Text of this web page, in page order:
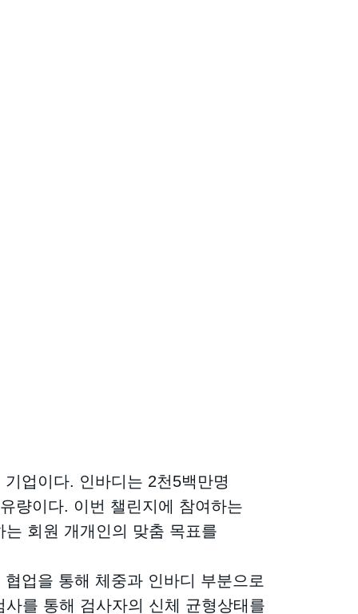
업이다. 인바디는 2천5백만명
량이다. 이번 챌린지에 참여하는
회원 개개인의 맞춤 목표를
업을 통해 체중과 인바디 부분으로
를 통해 검사자의 신체 균형상태를